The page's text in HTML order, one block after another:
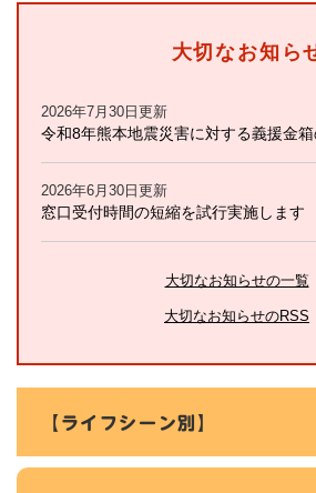
大切なお知ら
2026年7月30日更新
令和8年熊本地震災害に対する義援金
2026年6月30日更新
窓口受付時間の短縮を試行実施します
大切なお知らせの一覧
大切なお知らせのRSS
【ライフシーン別】